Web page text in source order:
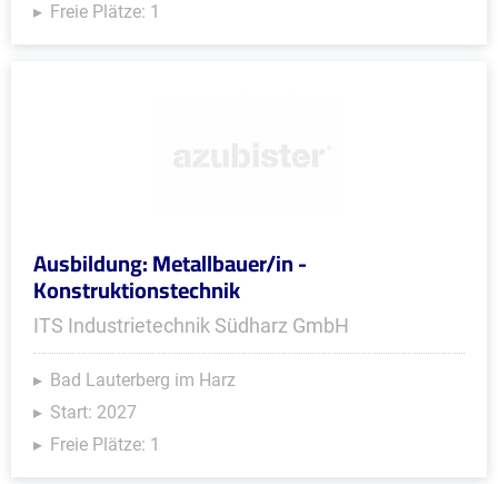
Freie Plätze: 1
Ausbildung: Metallbauer/in -
Konstruktionstechnik
ITS Industrietechnik Südharz GmbH
Bad Lauterberg im Harz
Start: 2027
Freie Plätze: 1